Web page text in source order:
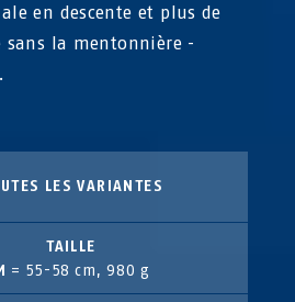
en descente et plus de
la mentonnière -
LES VARIANTES
TAILLE
= 55-58 cm, 980 g